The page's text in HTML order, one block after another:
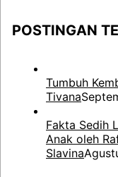
POSTINGAN
Tumbuh
Tivana
Fakta Sedih
Anak oleh
Slavina